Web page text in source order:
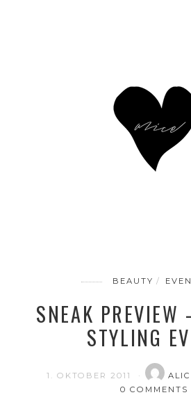
BEAUTY
SNEAK PREVIEW
STYLING
1. OKTOBER 2011
0 COMMENTS